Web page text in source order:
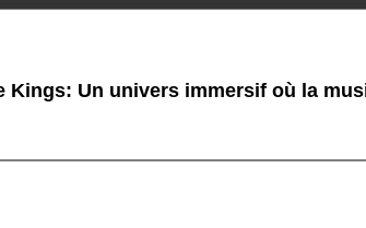
Kings: Un univers immersif où la